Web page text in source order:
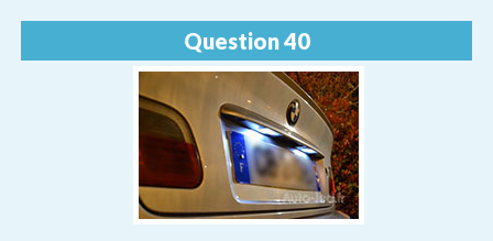
Question 40